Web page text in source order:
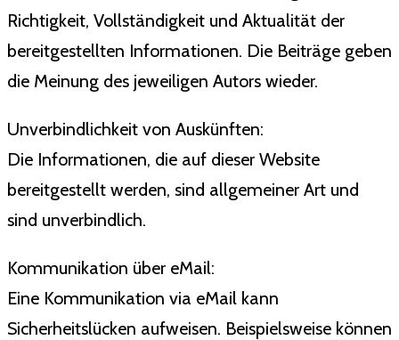
Richtigkeit, Vollständigkeit und Aktualität der
bereitgestellten Informationen. Die Beiträge geben
die Meinung des jeweiligen Autors wieder.
Unverbindlichkeit von Auskünften:
Die Informationen, die auf dieser Website
bereitgestellt werden, sind allgemeiner Art und
sind unverbindlich.
Kommunikation über eMail:
Eine Kommunikation via eMail kann
Sicherheitslücken aufweisen. Beispielsweise können